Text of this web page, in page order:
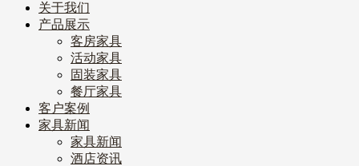
关于我们
产品展示
客房家具
活动家具
固装家具
餐厅家具
客户案例
家具新闻
家具新闻
酒店资讯